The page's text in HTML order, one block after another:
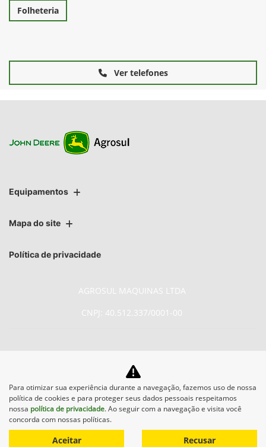
Folheteria
Ver telefones
Equipamentos
Mapa do site
Política de privacidade
AGROSUL MAQUINAS LTDA
CNPJ: 40.512.337/0001-00
No trânsito, enxergar o outro
salva vidas.
Desenvolvido pela DEALERSPACE ® Direitos Reservados.
Para otimizar sua experiência durante a navegação, fazemos uso de nossa
política de cookies e para proteger seus dados pessoais respeitamos
nossa política de privacidade. Ao seguir com a navegação e visita você
concorda com nossas políticas.
Aceitar Recusar